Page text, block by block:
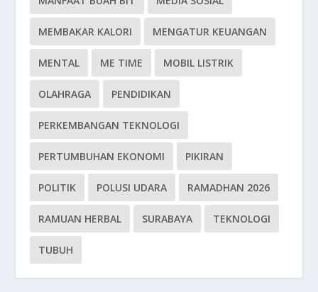
MEMBAKAR KALORI MENGATUR KEUANGAN
MENTAL ME TIME MOBIL LISTRIK
OLAHRAGA PENDIDIKAN
PERKEMBANGAN TEKNOLOGI
PERTUMBUHAN EKONOMI PIKIRAN
POLITIK POLUSI UDARA RAMADHAN 2026
RAMUAN HERBAL SURABAYA TEKNOLOGI
TUBUH